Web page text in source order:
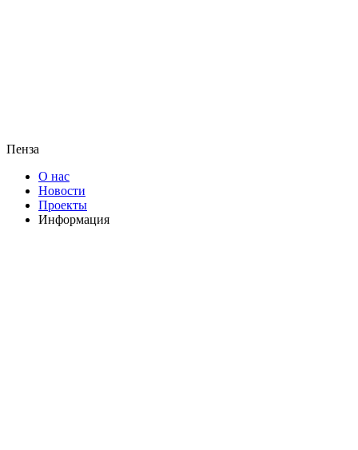
Пенза
О нас
Новости
Проекты
Информация